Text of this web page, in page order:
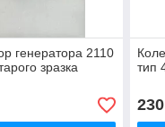
генератора 2110
зразка
тип
230